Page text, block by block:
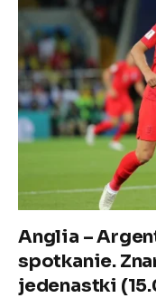
Anglia –
spotkanie.
jedenastki